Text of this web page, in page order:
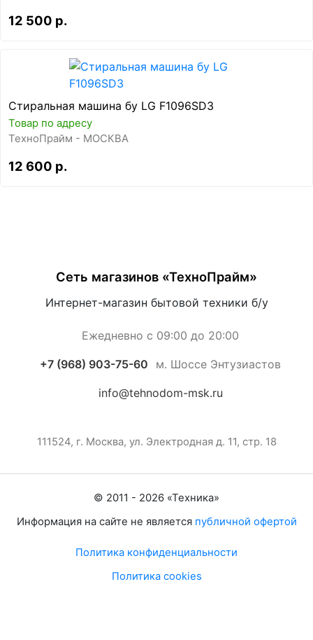
12 500 р.
Стиральная машина бу LG F1096SD3
Товар по адресу
ТехноПрайм - МОСКВА
12 600 р.
Сеть магазинов «ТехноПрайм»
Интернет-магазин бытовой техники б/у
Ежедневно с 09:00 до 20:00
+7 (968) 903-75-60 м. Шоссе Энтузиастов
info@tehnodom-msk.ru
111524, г. Москва, ул. Электродная д. 11, стр. 18
© 2011 - 2026 «Техника»
Информация на сайте не является публичной офертой
Политика конфиденциальности
Политика cookies